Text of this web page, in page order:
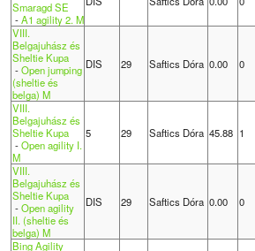
Smaragd SE
-A1 agility 2. M
VIII.
Belgajuhász és
Sheltie Kupa
-Open jumping
(sheltie és
belga) M
DIS 29 Saftics Dóra 0.00 0
VIII.
Belgajuhász és
Sheltie Kupa
-Open agility I.
M
5 29 Saftics Dóra 45.88 1
VIII.
Belgajuhász és
Sheltie Kupa
-Open agility
II. (sheltie és
belga) M
DIS 29 Saftics Dóra 0.00 0
Bing Agility